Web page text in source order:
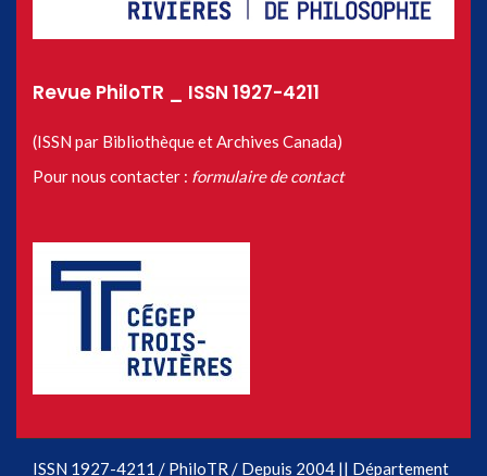
Revue PhiloTR _ ISSN 1927-4211
(ISSN par Bibliothèque et Archives Canada)
Pour nous contacter : formulaire de contact
ISSN 1927-4211 / PhiloTR / Depuis 2004 || Département